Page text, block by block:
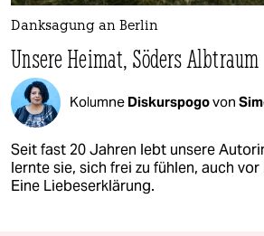
Danksagung an Berlin
Unsere Heimat, Söders Albtraum
Kolumne Diskurspogovon
Seit fast 20 Jahren lebt unsere
lernte sie, sich frei zu fühlen, auch
Eine Liebeserklärung.